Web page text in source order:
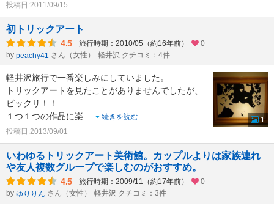
投稿日:2011/09/15
初トリックアート
4.5 旅行時期：2010/05（約16年前）
0
by peachy41 さん（女性） 軽井沢 クチコミ：4件
軽井沢旅行で一番楽しみにしていました。
トリックアートを見たことがありませんでしたが、
ビックリ！！
１つ１つの作品に楽...
続きを読む
投稿日:2013/09/01
1
いわゆるトリックアート美術館。カップルよりは家族連れ
や友人複数グループで楽しむのがおすすめ。
4.5 旅行時期：2009/11（約17年前）
0
by ゆりりん さん（女性） 軽井沢 クチコミ：3件